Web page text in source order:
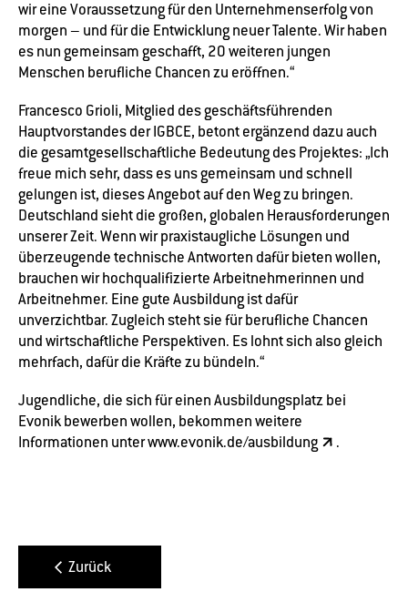
wir eine Voraussetzung für den Unternehmenserfolg von
morgen – und für die Entwicklung neuer Talente. Wir haben
es nun gemeinsam geschafft, 20 weiteren jungen
Menschen berufliche Chancen zu eröffnen.“
Francesco Grioli, Mitglied des geschäftsführenden
Hauptvorstandes der IGBCE, betont ergänzend dazu auch
die gesamtgesellschaftliche Bedeutung des Projektes: „Ich
freue mich sehr, dass es uns gemeinsam und schnell
gelungen ist, dieses Angebot auf den Weg zu bringen.
Deutschland sieht die großen, globalen Herausforderungen
unserer Zeit. Wenn wir praxistaugliche Lösungen und
überzeugende technische Antworten dafür bieten wollen,
brauchen wir hochqualifizierte Arbeitnehmerinnen und
Arbeitnehmer. Eine gute Ausbildung ist dafür
unverzichtbar. Zugleich steht sie für berufliche Chancen
und wirtschaftliche Perspektiven. Es lohnt sich also gleich
mehrfach, dafür die Kräfte zu bündeln.“
Jugendliche, die sich für einen Ausbildungsplatz bei
Evonik bewerben wollen, bekommen weitere
Informationen unterwww.evonik.de/ausbildung .
Zurück